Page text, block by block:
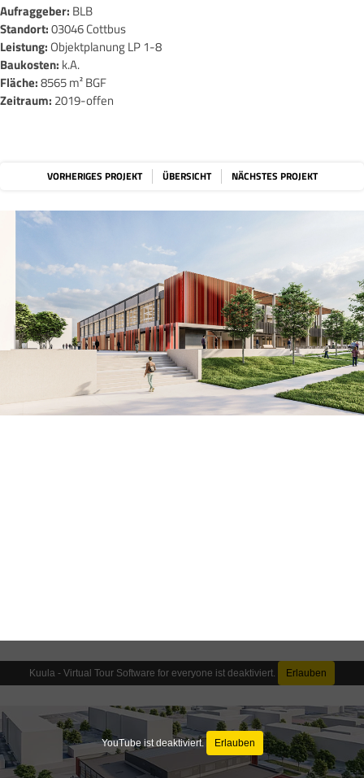
Aufraggeber: BLB
Standort:03046 Cottbus
Leistung:Objektplanung LP 1-8
Baukosten: k.A.
Fläche:8565 m² BGF
Zeitraum: 2019-offen
VORHERIGES PROJEKT ÜBERSICHT NÄCHSTES PROJEKT
YouTube ist deaktiviert. Erlauben
Kuula - Virtual Tour Software for everyone ist deaktiviert. Erlauben